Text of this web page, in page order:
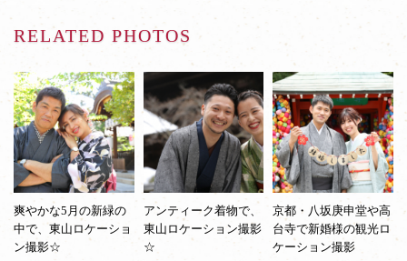
RELATED PHOTOS
爽やかな5月の新緑の
中で、東山ロケーショ
ン撮影☆
アンティーク着物で、
東山ロケーション撮影
☆
京都・八坂庚申堂や高
台寺で新婚様の観光ロ
ケーション撮影